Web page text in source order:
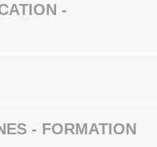
-
- FORMATION